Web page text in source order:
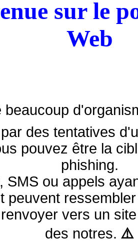
sur le
Web
beaucoup
des tentatives
pouvez être la
phishing.
SMS ou appels
peuvent
vers un
des notres. ⚠️